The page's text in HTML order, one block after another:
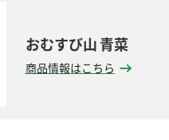
おむすび山 青菜
商品情報はこちら